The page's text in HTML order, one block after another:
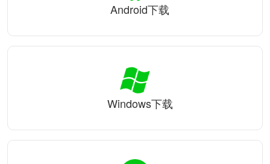
Android下载
Windows下载